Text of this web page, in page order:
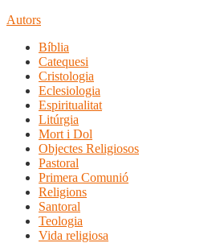
Autors
Bíblia
Catequesi
Cristologia
Eclesiologia
Espiritualitat
Litúrgia
Mort i Dol
Objectes Religiosos
Pastoral
Primera Comunió
Religions
Santoral
Teologia
Vida religiosa